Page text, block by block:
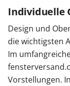
Individuelle
Design und
die wichtigsten
Im
Vorstellungen.